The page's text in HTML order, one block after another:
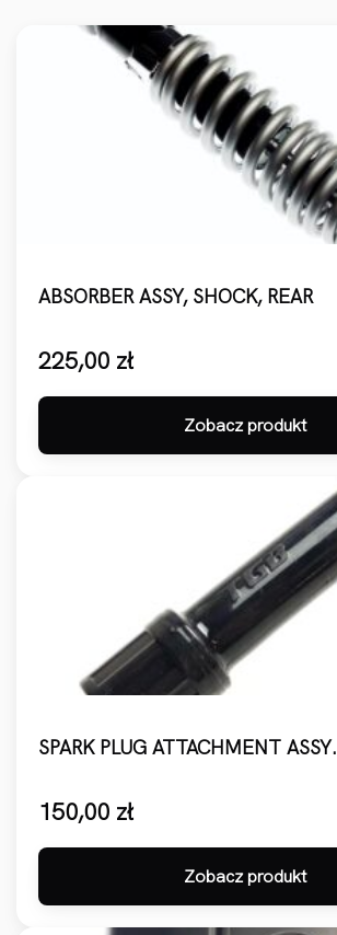
ABSORBER ASSY, SHOCK, REAR
225,00 zł
Zobacz produkt
SPARK PLUG ATTACHMENT ASSY.
150,00 zł
Zobacz produkt